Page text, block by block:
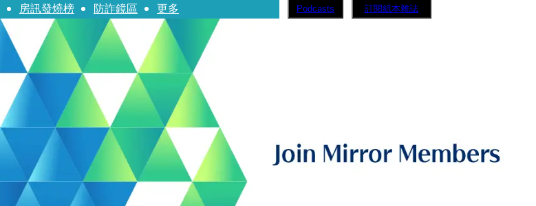
房訊發燒榜 防詐鏡區 更多 Podcasts 訂閱紙本雜誌